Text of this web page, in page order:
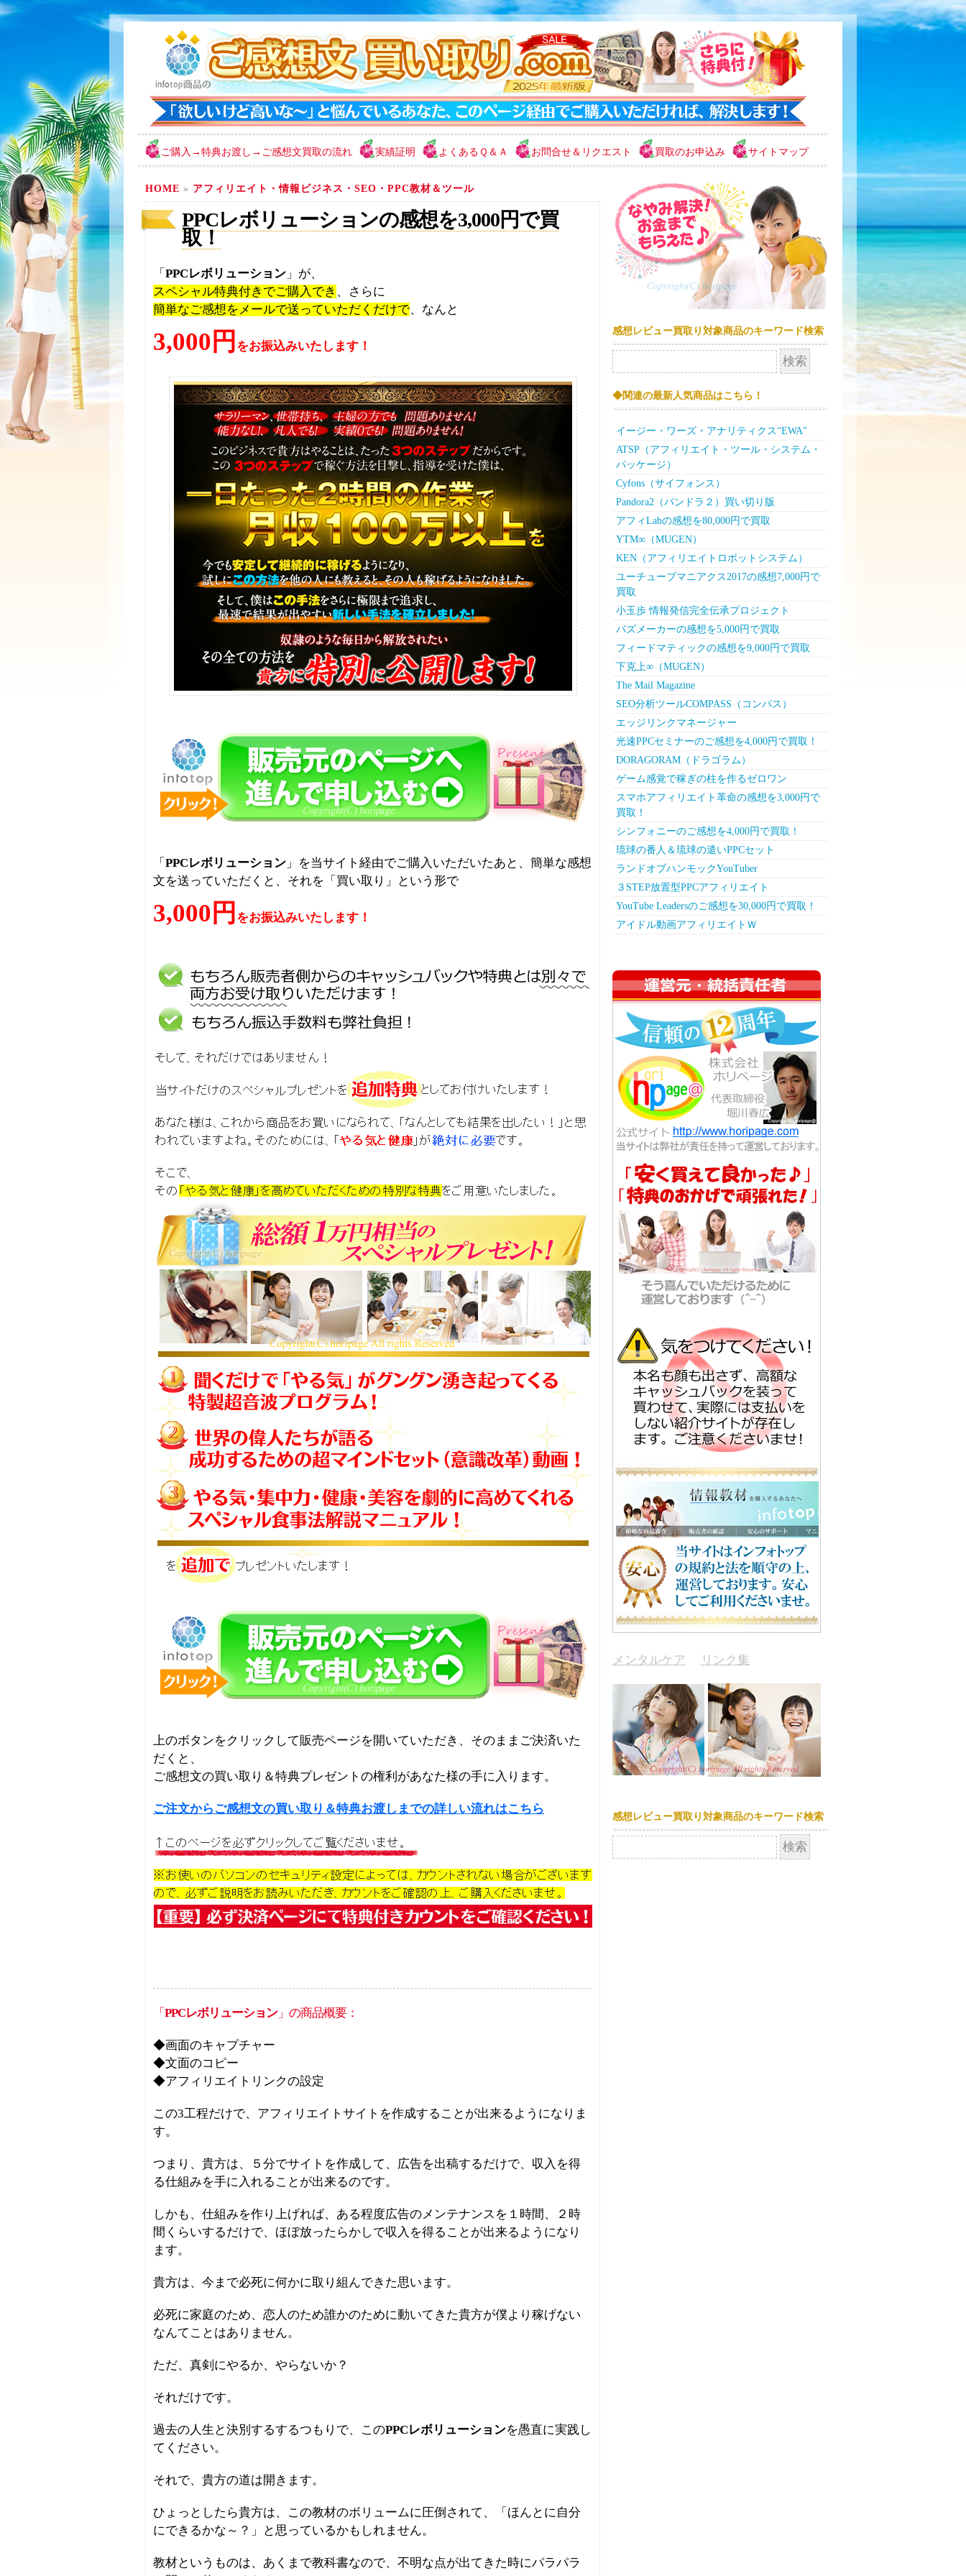
ご購入→特典お渡し→ご感想文買取の流れ 実績証明 よくあるＱ＆Ａ お問合せ＆リクエスト 買取のお申込み サイトマップ
HOME » アフィリエイト・情報ビジネス・SEO・PPC教材＆ツール
PPCレボリューションの感想を3,000円で買
取！
「 PPCレボリューション 」が、
スペシャル特典付きでご購入でき 、さらに
簡単なご感想をメールで送っていただくだけで、なんと
3,000円 をお振込みいたします！
「 PPCレボリューション 」を当サイト経由でご購入いただいたあと、簡単な感想
文を送っていただくと、それを「買い取り」という形で
3,000円 をお振込みいたします！
上のボタンをクリックして販売ページを開いていただき、そのままご決済いた
だくと、
ご感想文の買い取り＆特典プレゼントの権利があなた様の手に入ります。
ご注文からご感想文の買い取り＆特典お渡しまでの詳しい流れはこちら
「 PPCレボリューション」の商品概要：
◆画面のキャプチャー
◆文面のコピー
◆アフィリエイトリンクの設定
この3工程だけで、アフィリエイトサイトを作成することが出来るようになりま
す。
つまり、貴方は、５分でサイトを作成して、広告を出稿するだけで、収入を得
る仕組みを手に入れることが出来るのです。
しかも、仕組みを作り上げれば、ある程度広告のメンテナンスを１時間、２時
間くらいするだけで、ほぼ放ったらかしで収入を得ることが出来るようになり
ます。
貴方は、今まで必死に何かに取り組んできた思います。
必死に家庭のため、恋人のため誰かのために動いてきた貴方が僕より稼げない
なんてことはありません。
ただ、真剣にやるか、やらないか？
それだけです。
過去の人生と決別するするつもりで、このPPCレボリューションを愚直に実践し
てください。
それで、貴方の道は開きます。
ひょっとしたら貴方は、この教材のボリュームに圧倒されて、「ほんとに自分
にできるかな～？」と思っているかもしれません。
教材というものは、あくまで教科書なので、不明な点が出てきた時にパラパラ
感想レビュー買取り対象商品のキーワード検索
検索:
◆関連の最新人気商品はこちら！
イージー・ワーズ・アナリティクス“EWA”
ATSP（アフィリエイト・ツール・システム・
パッケージ）
Cyfons（サイフォンス）
Pandora2（パンドラ２）買い切り版
アフィLabの感想を80,000円で買取
YTM∞（MUGEN）
KEN（アフィリエイトロボットシステム）
ユーチューブマニアクス2017の感想7,000円で
買取
小玉歩 情報発信完全伝承プロジェクト
バズメーカーの感想を5,000円で買取
フィードマティックの感想を9,000円で買取
下克上∞（MUGEN）
The Mail Magazine
SEO分析ツールCOMPASS（コンパス）
エッジリンクマネージャー
光速PPCセミナーのご感想を4,000円で買取！
DORAGORAM（ドラゴラム）
ゲーム感覚で稼ぎの柱を作るゼロワン
スマホアフィリエイト革命の感想を3,000円で
買取！
シンフォニーのご感想を4,000円で買取！
琉球の番人＆琉球の遣いPPCセット
ランドオブハンモックYouTuber
３STEP放置型PPCアフィリエイト
YouTube Leadersのご感想を30,000円で買取！
アイドル動画アフィリエイトＷ
メンタルケア リンク集
感想レビュー買取り対象商品のキーワード検索
検索: